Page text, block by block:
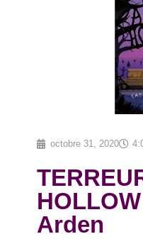
octobre 31, 2020
Arden